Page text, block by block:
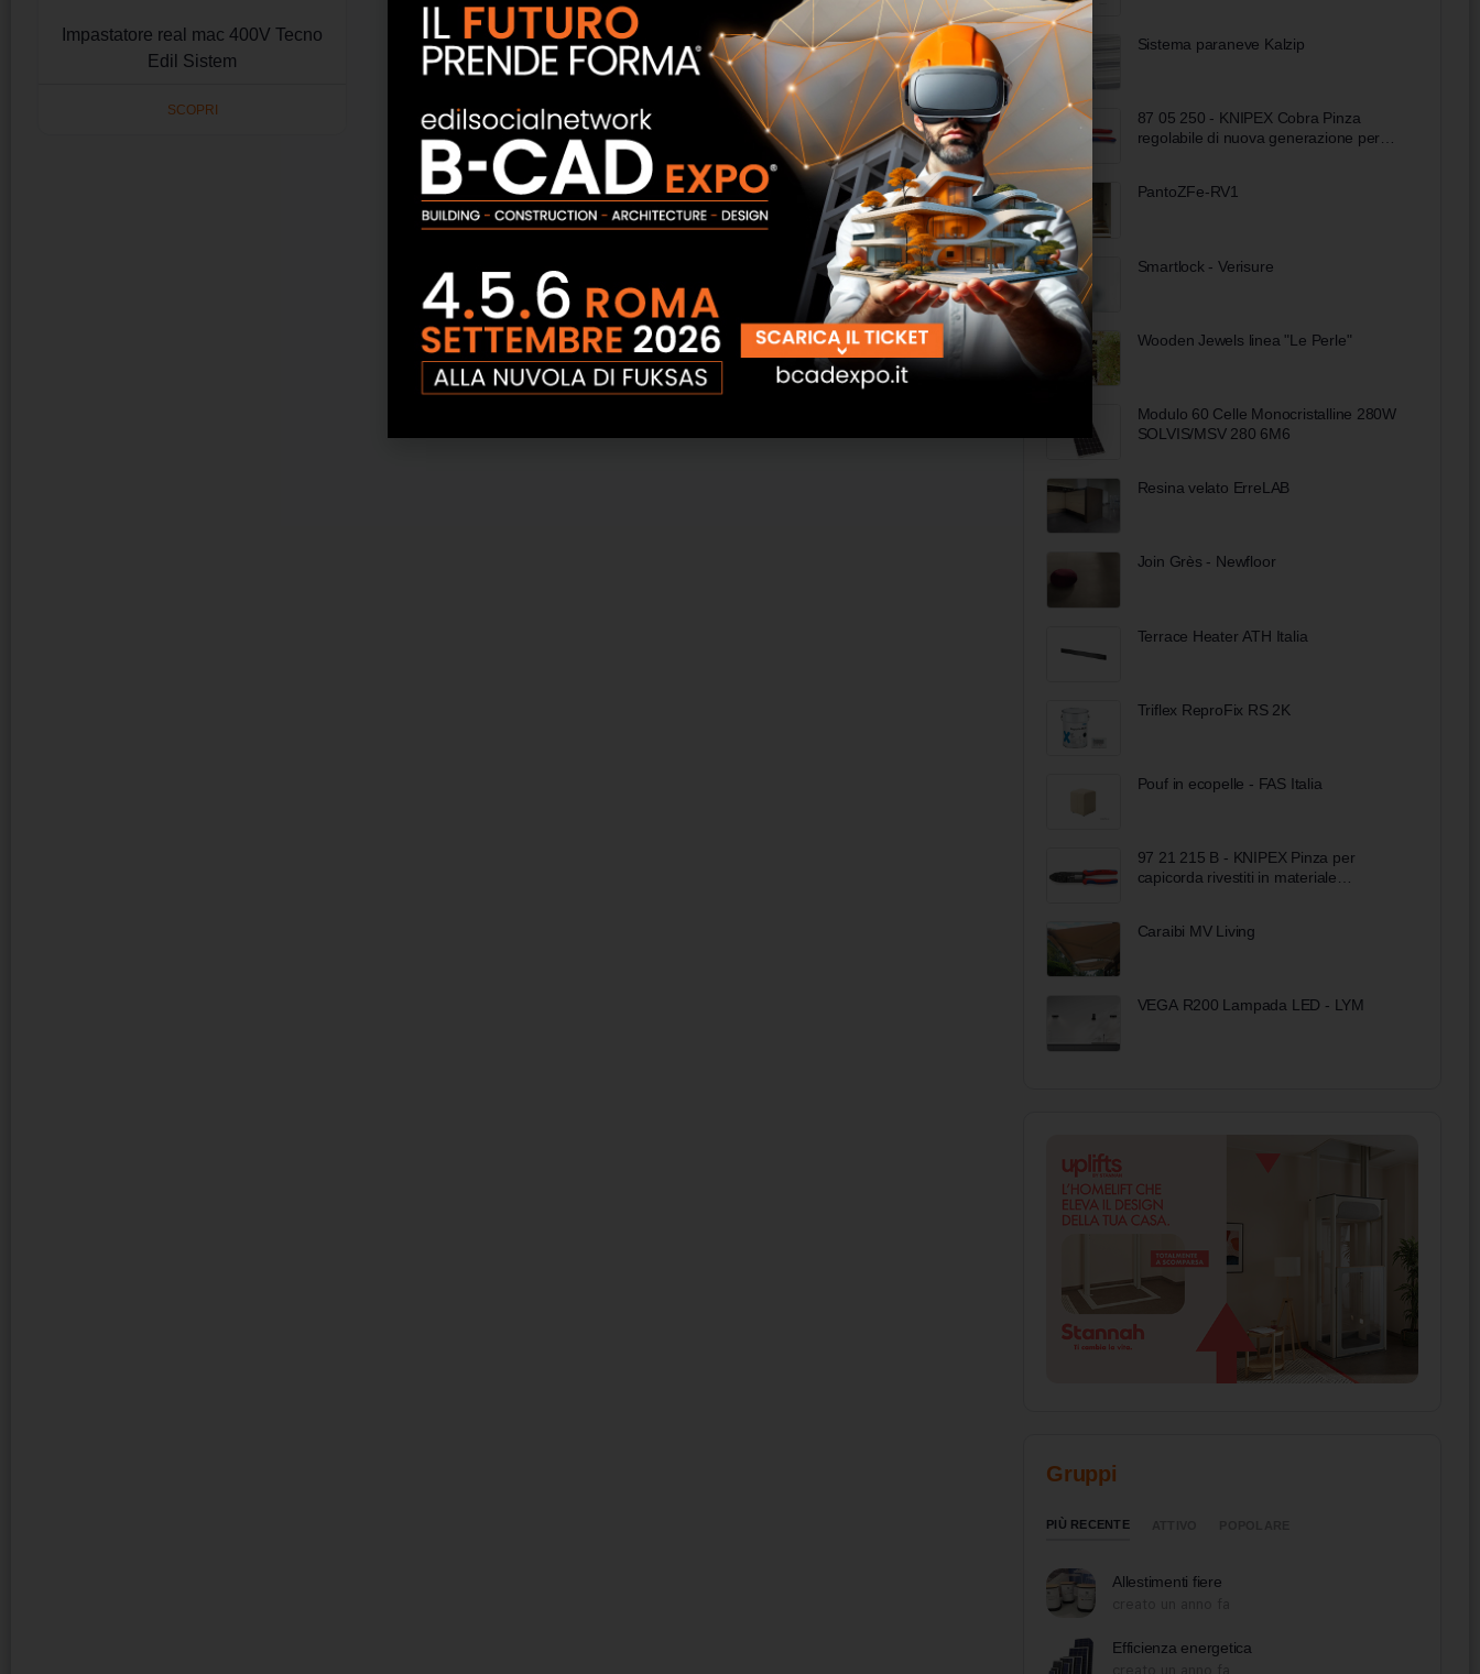
Impastatore real mac 400V Tecno
Edil Sistem
SCOPRI
Sistema paraneve Kalzip
87 05 250 - KNIPEX Cobra Pinza
regolabile di nuova generazione per
PantoZFe-RV1
Smartlock - Verisure
Wooden Jewels linea "Le Perle"
Modulo 60 Celle Monocristalline 280W
SOLVIS/MSV 280 6M6
Resina velato ErreLAB
Join Grès - Newfloor
Terrace Heater ATH Italia
Triflex ReproFix RS 2K
Pouf in ecopelle - FAS Italia
97 21 215 B - KNIPEX Pinza per
capicorda rivestiti in materiale
Caraibi MV Living
VEGA R200 Lampada LED - LYM
Gruppi
PIÙ RECENTE
Allestimenti fiere
Efficienza energetica